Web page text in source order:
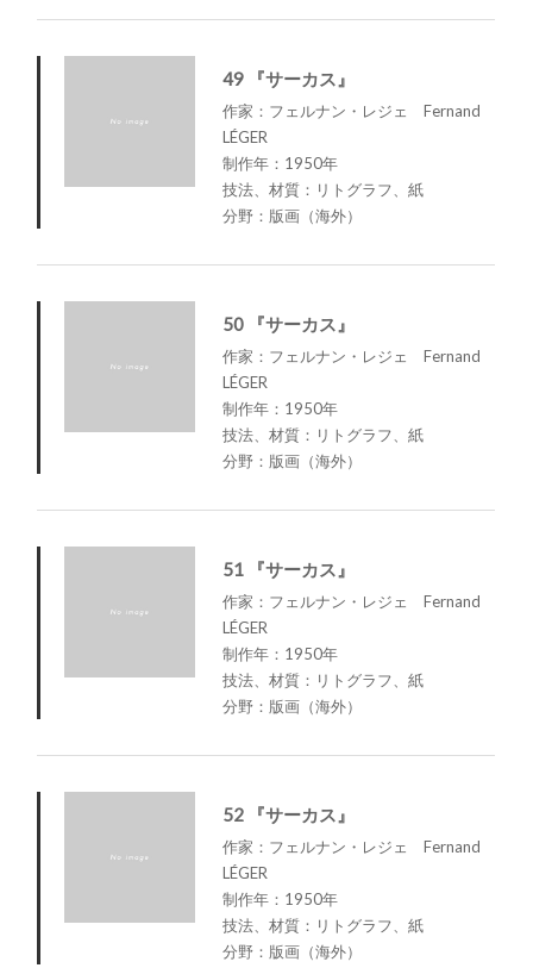
49 『サーカス』
作家：フェルナン・レジェ Fernand
LÉGER
制作年：1950年
技法、材質：リトグラフ、紙
分野：版画（海外）
50 『サーカス』
作家：フェルナン・レジェ Fernand
LÉGER
制作年：1950年
技法、材質：リトグラフ、紙
分野：版画（海外）
51 『サーカス』
作家：フェルナン・レジェ Fernand
LÉGER
制作年：1950年
技法、材質：リトグラフ、紙
分野：版画（海外）
52 『サーカス』
作家：フェルナン・レジェ Fernand
LÉGER
制作年：1950年
技法、材質：リトグラフ、紙
分野：版画（海外）